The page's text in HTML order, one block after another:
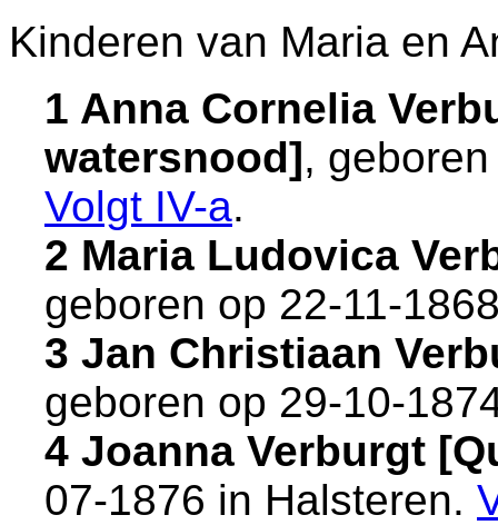
Kinderen van Maria en
1 Anna Cornelia
watersnood],
Volgt IV-a.
2 Maria Ludovica
geboren op 22-11-
3 Jan Christiaan
geboren op 29-10-
4 Joanna Verburgt
07-1876 in Halsteren.